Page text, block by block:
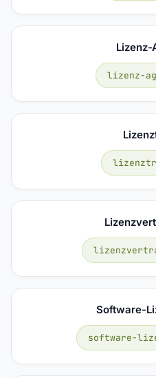
Lizenz-
lizenz-
Software-
software-